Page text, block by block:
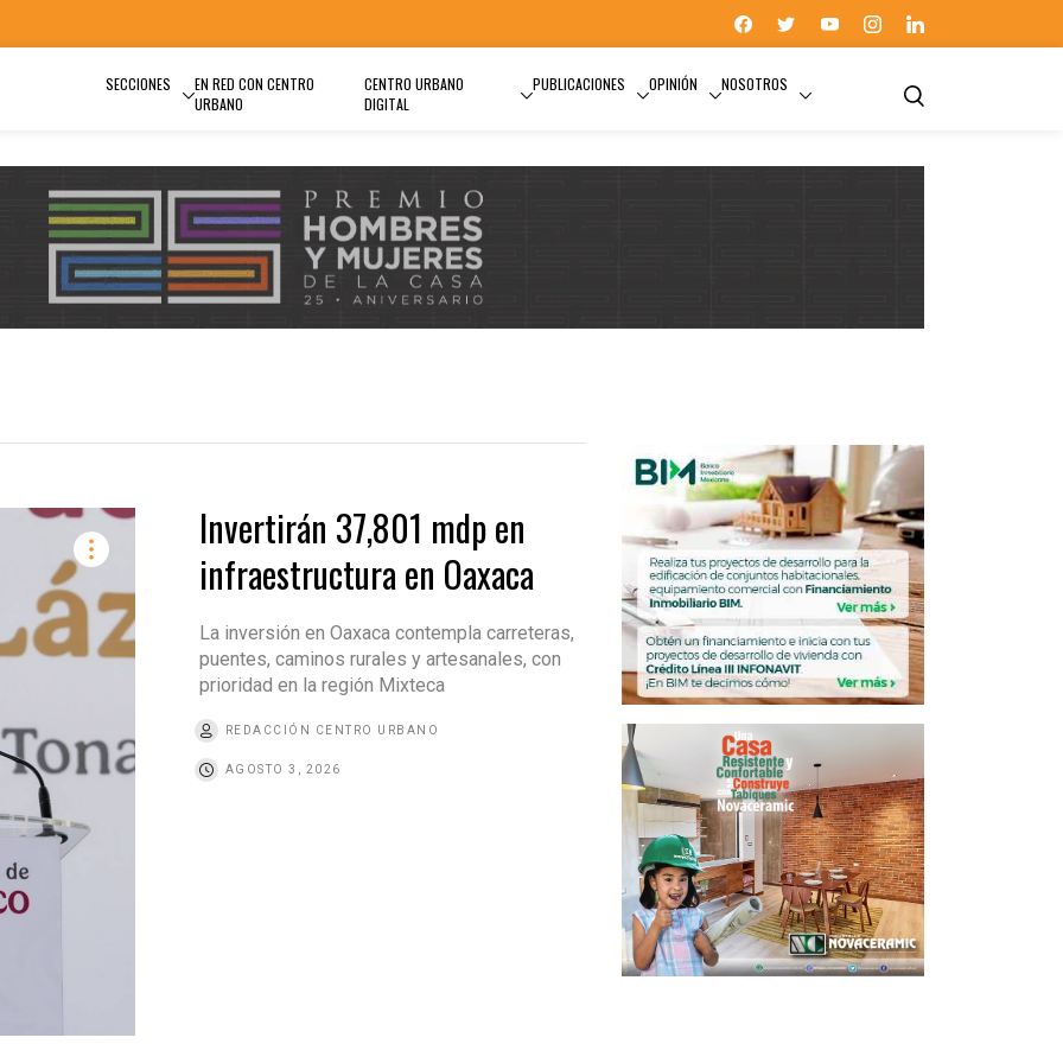
SECCIONES
EN RED CON CENTRO
URBANO
CENTRO URBANO
DIGITAL
PUBLICACIONES OPINIÓN NOSOTROS
Invertirán 37,801 mdp en
infraestructura en Oaxaca
La inversión en Oaxaca contempla carreteras,
puentes, caminos rurales y artesanales, con
prioridad en la región Mixteca
REDACCIÓN CENTRO URBANO
AGOSTO 3, 2026
INFRAESTRUCTURA